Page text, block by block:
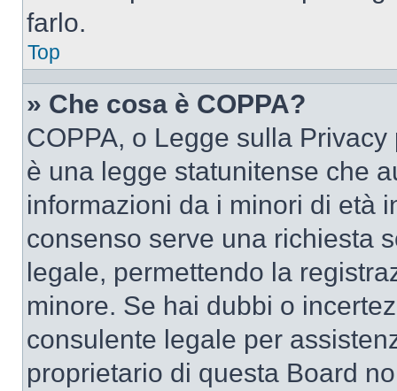
farlo.
Top
» Che cosa è COPPA?
COPPA, o Legge sulla
è una legge statunitense che
informazioni da i minori di età
consenso serve una richiesta
legale, permettendo la
minore. Se hai dubbi o
consulente legale per
proprietario di questa Board